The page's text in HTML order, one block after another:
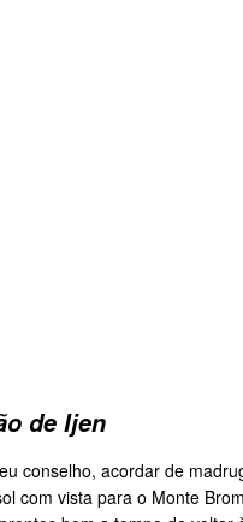
de Ijen
conselho, acordar de
com vista para o Monte